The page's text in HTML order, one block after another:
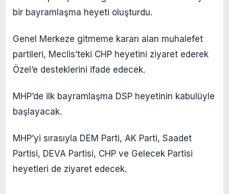
bir bayramlaşma heyeti oluşturdu.
Genel Merkeze gitmeme kararı alan muhalefet
partileri, Meclis’teki CHP heyetini ziyaret ederek
Özel’e desteklerini ifade edecek.
MHP’de ilk bayramlaşma DSP heyetinin kabulüyle
başlayacak.
MHP’yi sırasıyla DEM Parti, AK Parti, Saadet
Partisi, DEVA Partisi, CHP ve Gelecek Partisi
heyetleri de ziyaret edecek.